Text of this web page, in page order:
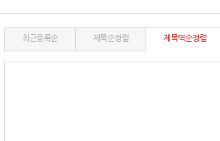
최근등록순 제목순정렬 제목역순정렬